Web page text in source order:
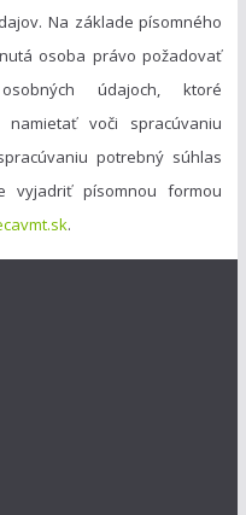
Na základe písomného
osoba právo požadovať
údajoch, ktoré
voči spracúvaniu
potrebný súhlas
vyjadriť písomnou formou
.